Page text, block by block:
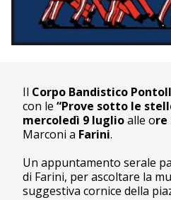
Il Corpo Bandistico
con le “Prove sotto le
mercoledì 9 luglioalle ore
Marconi a Farini.
Un appuntamento serale
di Farini, per ascoltare la
suggestiva cornice della